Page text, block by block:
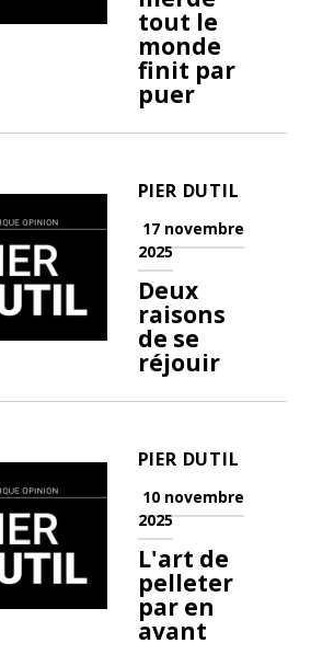
tout le
monde
finit par
puer
PIER DUTIL
17 novembre
2025
Deux
raisons
de se
réjouir
PIER DUTIL
10 novembre
2025
L'art de
pelleter
par en
avant